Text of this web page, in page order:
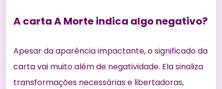
A carta A Morte indica algo negativo?
Apesar da aparência impactante, o significado da
carta vai muito além de negatividade. Ela sinaliza
transformações necessárias e libertadoras,